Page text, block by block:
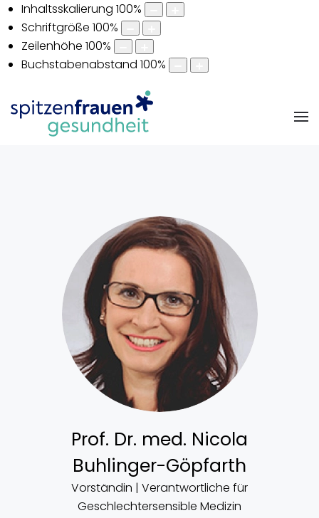
Inhaltsskalierung 100%
Schriftgröße 100%
Zeilenhöhe 100%
Buchstabenabstand 100%
Prof. Dr. med. Nicola
Buhlinger-Göpfarth
Vorständin | Verantwortliche für
Geschlechtersensible Medizin